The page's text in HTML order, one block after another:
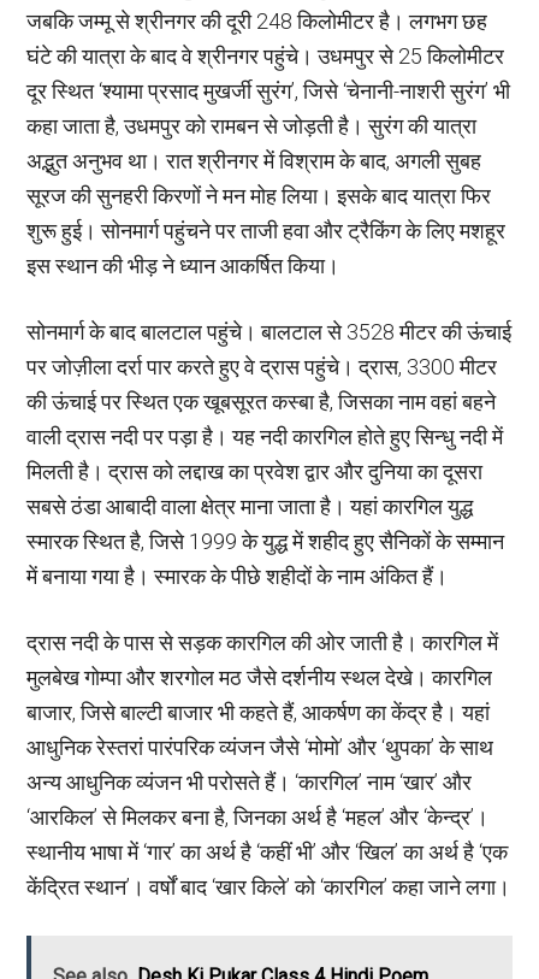
जबकि जम्मू से श्रीनगर की दूरी 248 किलोमीटर है। लगभग छह
घंटे की यात्रा के बाद वे श्रीनगर पहुंचे। उधमपुर से 25 किलोमीटर
दूर स्थित ‘श्यामा प्रसाद मुखर्जी सुरंग’, जिसे ‘चेनानी-नाशरी सुरंग’ भी
कहा जाता है, उधमपुर को रामबन से जोड़ती है। सुरंग की यात्रा
अद्भुत अनुभव था। रात श्रीनगर में विश्राम के बाद, अगली सुबह
सूरज की सुनहरी किरणों ने मन मोह लिया। इसके बाद यात्रा फिर
शुरू हुई। सोनमार्ग पहुंचने पर ताजी हवा और ट्रैकिंग के लिए मशहूर
इस स्थान की भीड़ ने ध्यान आकर्षित किया।
सोनमार्ग के बाद बालटाल पहुंचे। बालटाल से 3528 मीटर की ऊंचाई
पर जोज़ीला दर्रा पार करते हुए वे द्रास पहुंचे। द्रास, 3300 मीटर
की ऊंचाई पर स्थित एक खूबसूरत कस्बा है, जिसका नाम वहां बहने
वाली द्रास नदी पर पड़ा है। यह नदी कारगिल होते हुए सिन्धु नदी में
मिलती है। द्रास को लद्दाख का प्रवेश द्वार और दुनिया का दूसरा
सबसे ठंडा आबादी वाला क्षेत्र माना जाता है। यहां कारगिल युद्ध
स्मारक स्थित है, जिसे 1999 के युद्ध में शहीद हुए सैनिकों के सम्मान
में बनाया गया है। स्मारक के पीछे शहीदों के नाम अंकित हैं।
द्रास नदी के पास से सड़क कारगिल की ओर जाती है। कारगिल में
मुलबेख गोम्पा और शरगोल मठ जैसे दर्शनीय स्थल देखे। कारगिल
बाजार, जिसे बाल्टी बाजार भी कहते हैं, आकर्षण का केंद्र है। यहां
आधुनिक रेस्तरां पारंपरिक व्यंजन जैसे ‘मोमो’ और ‘थुपका’ के साथ
अन्य आधुनिक व्यंजन भी परोसते हैं। ‘कारगिल’ नाम ‘खार’ और
‘आरकिल’ से मिलकर बना है, जिनका अर्थ है ‘महल’ और ‘केन्द्र’।
स्थानीय भाषा में ‘गार’ का अर्थ है ‘कहीं भी’ और ‘खिल’ का अर्थ है ‘एक
केंद्रित स्थान’। वर्षों बाद ‘खार किले’ को ‘कारगिल’ कहा जाने लगा।